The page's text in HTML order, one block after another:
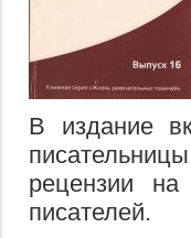
В издание
рецензии
писателей.